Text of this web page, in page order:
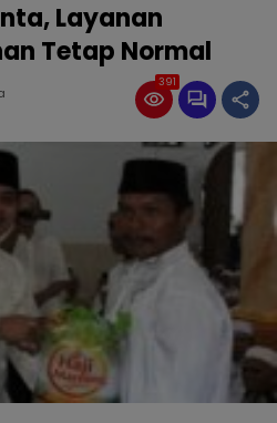
Layanan
Tetap Normal
391